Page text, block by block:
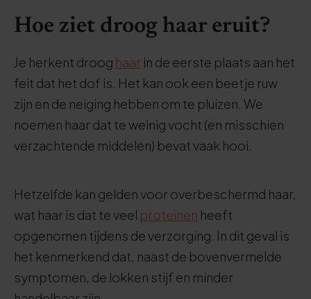
Hoe ziet droog haar eruit?
Je herkent droog haar in de eerste plaats aan het
feit dat het dof is. Het kan ook een beetje ruw
zijn en de neiging hebben om te pluizen. We
noemen haar dat te weinig vocht (en misschien
verzachtende middelen) bevat vaak hooi.
Hetzelfde kan gelden voor overbeschermd haar,
wat haar is dat te veel proteïnen heeft
opgenomen tijdens de verzorging. In dit geval is
het kenmerkend dat, naast de bovenvermelde
symptomen, de lokken stijf en minder